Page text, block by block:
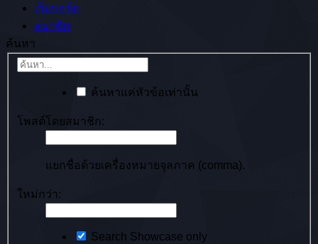
เว็บบอร์ด
สมาชิก
ค้นหา
ค้นหาแค่หัวข้อเท่านั้น
โพสต์โดยสมาชิก:
แยกชื่อด้วยเครื่องหมายจุลภาค (comma).
ใหม่กว่า:
Search Showcase only